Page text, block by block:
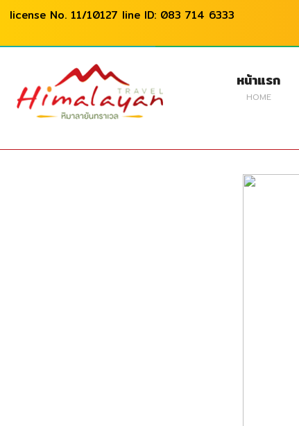
license No. 11/10127 line ID: 083 714 6333
หน้าแรก
HOME